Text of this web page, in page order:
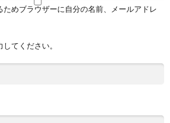
めブラウザーに自分の名前、メールアドレ
てください。